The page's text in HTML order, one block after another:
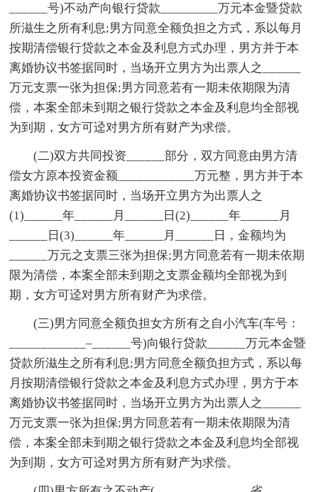
______号)不动产向银行贷款_________万元本金暨贷款
所滋生之所有利息;男方同意全额负担之方式，系以每月
按期清偿银行贷款之本金及利息方式办理，男方并于本
离婚协议书签据同时，当场开立男方为出票人之______
万元支票一张为担保;男方同意若有一期未依期限为清
偿，本案全部未到期之银行贷款之本金及利息均全部视
为到期，女方可迳对男方所有财产为求偿。
(二)双方共同投资______部分，双方同意由男方清
偿女方原本投资金额____________万元整，男方并于本
离婚协议书签据同时，当场开立男方为出票人之
(1)______年______月______日(2)______年______月
______日(3)______年______月______日，金额均为
______万元之支票三张为担保;男方同意若有一期未依期
限为清偿，本案全部未到期之支票金额均全部视为到
期，女方可迳对男方所有财产为求偿。
(三)男方同意全额负担女方所有之自小汽车(车号：
____________–______号)向银行贷款______万元本金暨
贷款所滋生之所有利息;男方同意全额负担方式，系以每
月按期清偿银行贷款之本金及利息方式办理，男方于本
离婚协议书签据同时，当场开立男方为出票人之______
万元支票一张为担保;男方同意若有一期未依期限为清
偿，本案全部未到期之银行贷款之本金及利息均全部视
为到期，女方可迳对男方所有财产为求偿。